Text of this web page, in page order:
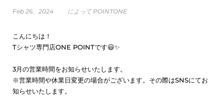
Feb 26、2024 によって POINTONE
こんにちは！
Tシャツ専門店ONE POINTです😃✨
3月の営業時間をお知らせいたします。
※営業時間や休業日変更の場合がございます。その際はSNSにてお
知らせいたします。